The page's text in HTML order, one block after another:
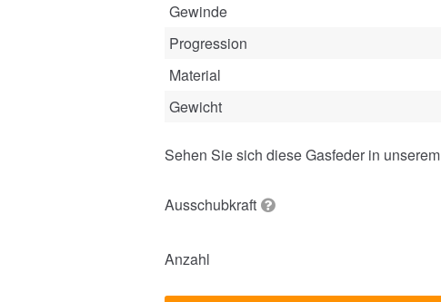
Gewinde
Progression
Material
Gewicht
Sehen Sie sich diese Gasfeder in unserem
Ausschubkraft
Anzahl